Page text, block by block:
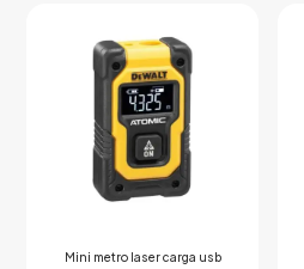
Mini metro laser carga usb